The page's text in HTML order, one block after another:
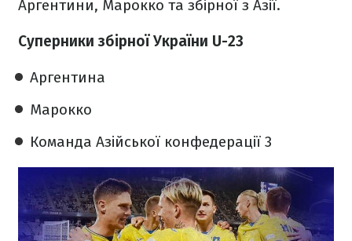
Аргентини, Марокко та збірної з Азії.
Суперники збірної України U-23
Аргентина
Марокко
Команда Азійської конфедерації 3